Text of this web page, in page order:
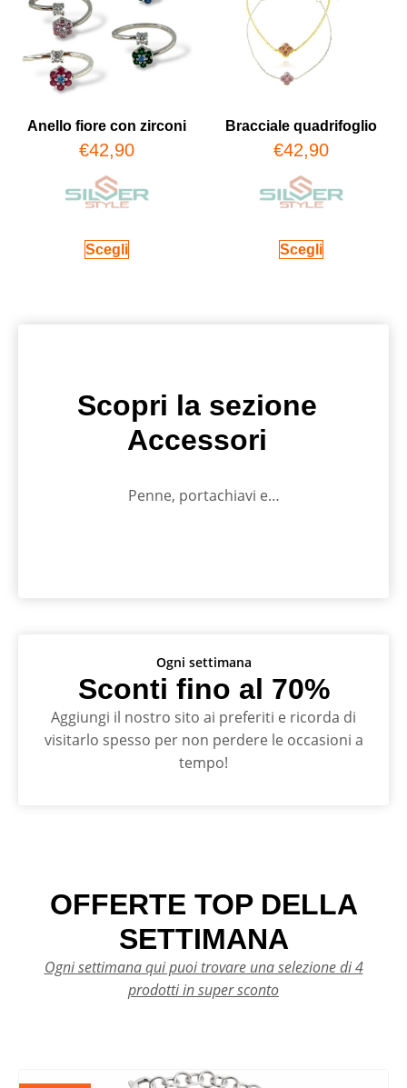
Anello fiore con zirconi
€42,90
Scegli
Bracciale quadrifoglio
€42,90
Scegli
Ogni settimana
Sconti fino al 70%
Aggiungi il nostro sito ai preferiti e ricorda di
visitarlo spesso per non perdere le occasioni a
tempo!
Scopri la sezione
Accessori
Penne, portachiavi e…
OFFERTE TOP DELLA
SETTIMANA
Ogni settimana qui puoi trovare una selezione di 4
prodotti in super sconto